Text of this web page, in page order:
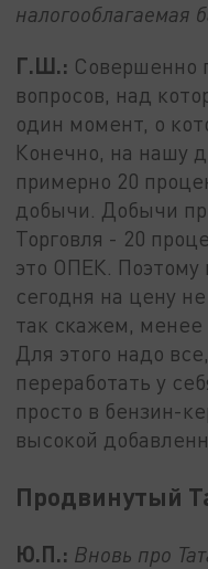
налогооблагаемая
Г.Ш.: Совершенно
вопросов, над
один момент, о
Конечно, на нашу
примерно 20
добычи. Добычи
Торговля - 20
это ОПЕК.
сегодня на цену
так скажем,
Для этого надо
переработать у
просто в бензин-
высокой
Продвинутый
Ю.П.: Вновь про